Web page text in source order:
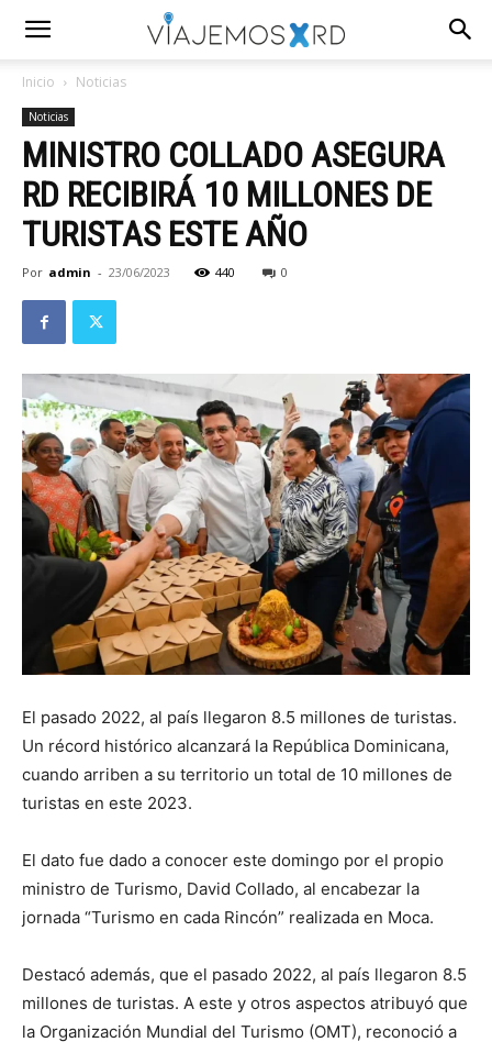
Inicio Noticias
Noticias
MINISTRO COLLADO ASEGURA
RD RECIBIRÁ 10 MILLONES DE
TURISTAS ESTE AÑO
Por admin - 23/06/2023 440 0
El pasado 2022, al país llegaron 8.5 millones de turistas.
Un récord histórico alcanzará la República Dominicana,
cuando arriben a su territorio un total de 10 millones de
turistas en este 2023.
El dato fue dado a conocer este domingo por el propio
ministro de Turismo, David Collado, al encabezar la
jornada “Turismo en cada Rincón” realizada en Moca.
Destacó además, que el pasado 2022, al país llegaron 8.5
millones de turistas. A este y otros aspectos atribuyó que
la Organización Mundial del Turismo (OMT), reconoció a